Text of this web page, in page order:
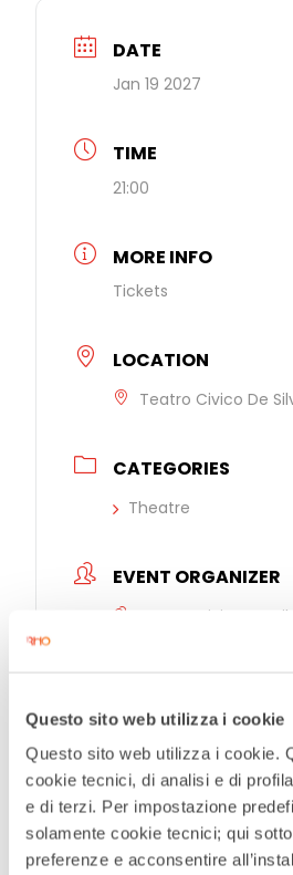
Questo sito web utilizza i cookie
Questo sito web utilizza i cookie.
cookie tecnici, di analisi e di
e di terzi. Per impostazione
solamente cookie tecnici; qui
preferenze e acconsentire
DATE
Jan 19 2027
TIME
21:00
MORE INFO
Tickets
LOCATION
Teatro Civico De
CATEGORIES
Theatre
EVENT ORGANIZER
Teatro Civico De
Tickets
Tags: LYSISTRATA ,